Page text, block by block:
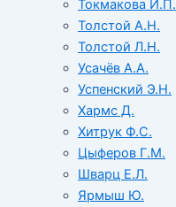
Токмакова И.П.
Толстой А.Н.
Толстой Л.Н.
Усачёв А.А.
Успенский Э.Н.
Хармс Д.
Хитрук Ф.С.
Цыферов Г.М.
Шварц Е.Л.
Ярмыш Ю.